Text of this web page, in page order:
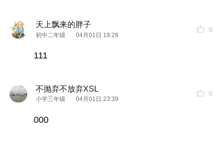
天上飘来的胖子
初中二年级 04月01日 19:28
0
111
不抛弃不放弃XSL
小学三年级 04月01日 23:39
0
000